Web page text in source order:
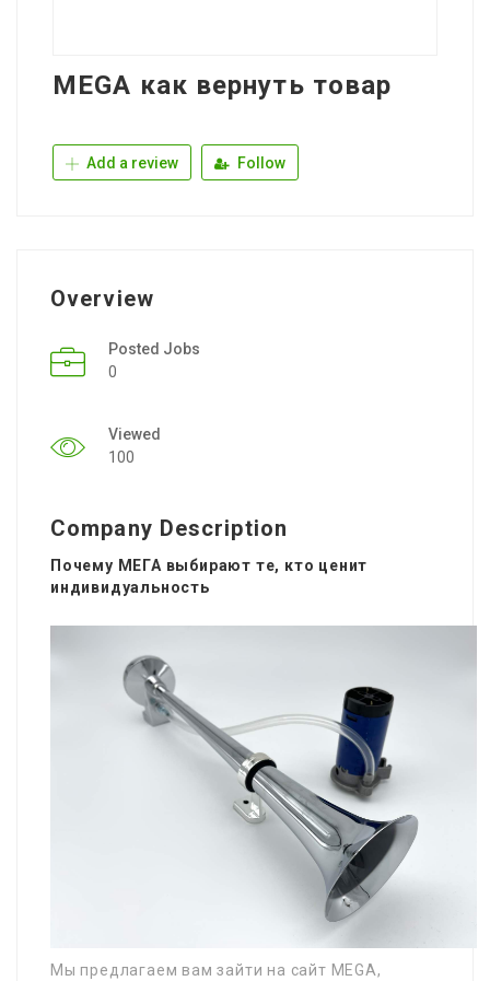
MEGA как вернуть товар
Add a review Follow
Overview
Posted Jobs
0
Viewed
100
Company Description
Почему МЕГА выбирают те, кто ценит
индивидуальность
Мы предлагаем вам зайти на сайт MEGA,